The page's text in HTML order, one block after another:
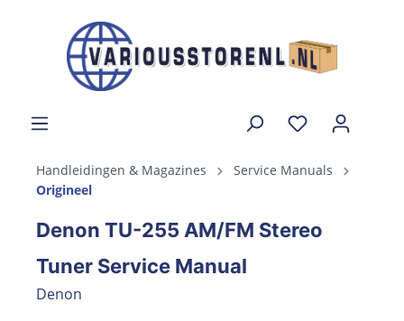
Handleidingen & Magazines
Service Manuals
Origineel
Denon TU-255 AM/FM Stereo
Tuner Service Manual
Denon